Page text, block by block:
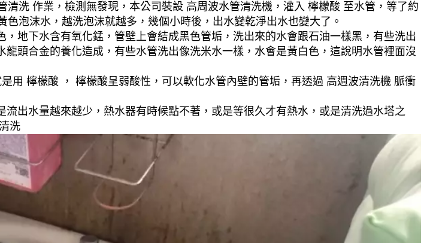
洗 作業，檢測無發現，本公司裝設 高周波水管清洗機，灌入 檸檬酸 至水管，等了約
泡沫水，越洗泡沫就越多，幾個小時後，出水變乾淨出水也變大了。
地下水含有氧化錳，管壁上會結成黑色管垢，洗出來的水會跟石油一樣黑，有些洗出
頭合金的養化造成，有些水管洗出像洗米水一樣，水會是黃白色，這說明水管裡面沒
用 檸檬酸 ， 檸檬酸呈弱酸性，可以軟化水管內壁的管垢，再透過 高週波清洗機 脈衝
出水量越來越少，熱水器有時候點不著，或是等很久才有熱水，或是清洗過水塔之
洗